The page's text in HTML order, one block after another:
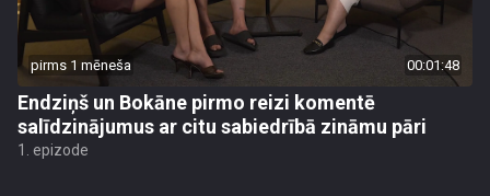
pirms 1 mēneša 00:01:48
Endziņš un Bokāne pirmo reizi komentē
salīdzinājumus ar citu sabiedrībā zināmu pāri
1. epizode